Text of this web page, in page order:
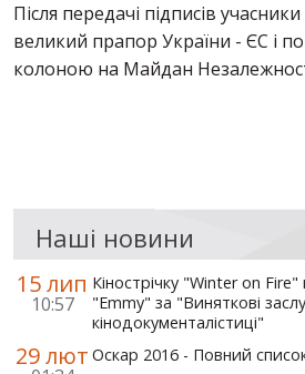
Після передачі підписів
великий прапор України - ЄС і
колоною на Майдан
Наші новини
15 лип
10:57
Кінострічку "Winter on
"Emmy" за "Виняткові
кінодокументалістиці"
29 лют Оскар 2016 - Повний